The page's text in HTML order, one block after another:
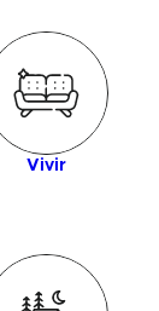
Vivir